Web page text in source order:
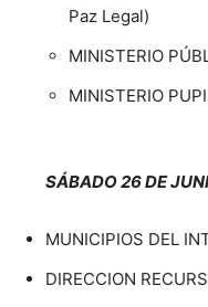
Paz Legal)
MINISTERIO
MINISTERIO
SÁBADO 26 DE
MUNICIPIOS DEL
DIRECCION